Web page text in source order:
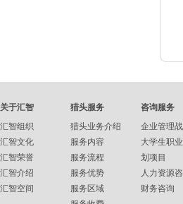
关于汇智
汇智组织
汇智文化
汇智荣誉
汇智介绍
汇智空间
猎头服务
猎头业务介绍
服务内容
服务流程
服务优势
服务区域
咨询服务
企业管理
大学生职
划项目
人力资源
财务咨询